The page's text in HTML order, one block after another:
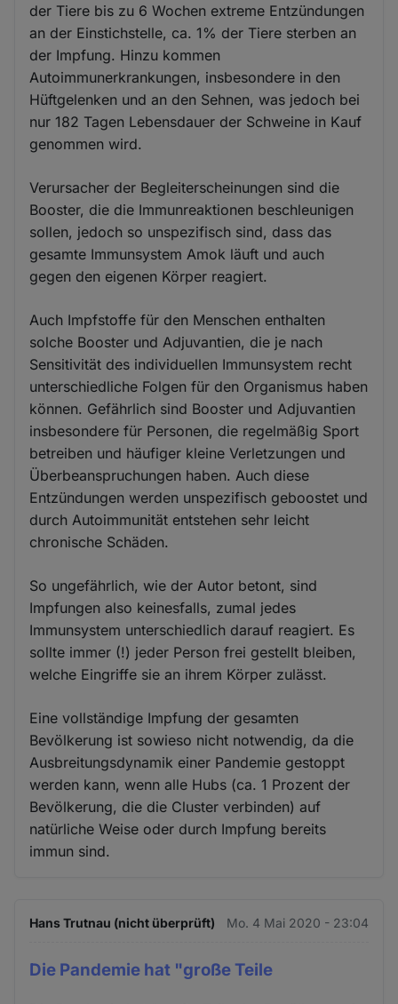
der Tiere bis zu 6 Wochen extreme Entzündungen
an der Einstichstelle, ca. 1% der Tiere sterben an
der Impfung. Hinzu kommen
Autoimmunerkrankungen, insbesondere in den
Hüftgelenken und an den Sehnen, was jedoch bei
nur 182 Tagen Lebensdauer der Schweine in Kauf
genommen wird.
Verursacher der Begleiterscheinungen sind die
Booster, die die Immunreaktionen beschleunigen
sollen, jedoch so unspezifisch sind, dass das
gesamte Immunsystem Amok läuft und auch
gegen den eigenen Körper reagiert.
Auch Impfstoffe für den Menschen enthalten
solche Booster und Adjuvantien, die je nach
Sensitivität des individuellen Immunsystem recht
unterschiedliche Folgen für den Organismus haben
können. Gefährlich sind Booster und Adjuvantien
insbesondere für Personen, die regelmäßig Sport
betreiben und häufiger kleine Verletzungen und
Überbeanspruchungen haben. Auch diese
Entzündungen werden unspezifisch geboostet und
durch Autoimmunität entstehen sehr leicht
chronische Schäden.
So ungefährlich, wie der Autor betont, sind
Impfungen also keinesfalls, zumal jedes
Immunsystem unterschiedlich darauf reagiert. Es
sollte immer (!) jeder Person frei gestellt bleiben,
welche Eingriffe sie an ihrem Körper zulässt.
Eine vollständige Impfung der gesamten
Bevölkerung ist sowieso nicht notwendig, da die
Ausbreitungsdynamik einer Pandemie gestoppt
werden kann, wenn alle Hubs (ca. 1 Prozent der
Bevölkerung, die die Cluster verbinden) auf
natürliche Weise oder durch Impfung bereits
immun sind.
Hans Trutnau (nicht überprüft) Mo. 4 Mai 2020 - 23:04
Die Pandemie hat "große Teile